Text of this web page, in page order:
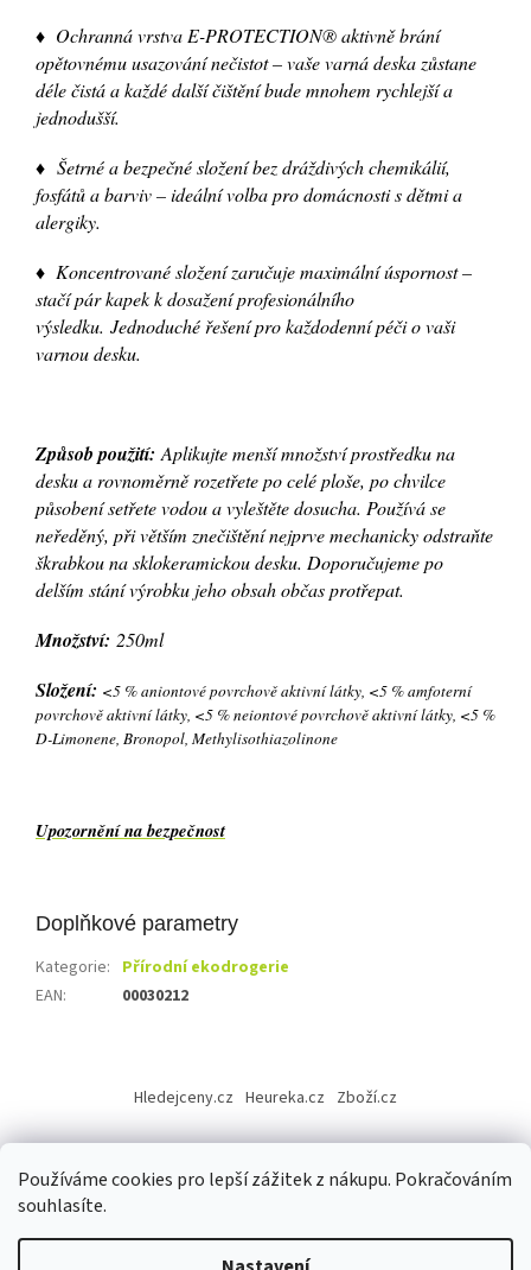
Používáme cookies pro lepší zážitek z nákupu. Pokračováním
souhlasíte.
♦ Ochranná vrstva E-PROTECTION® aktivně brání
opětovnému usazování nečistot – vaše varná deska zůstane
déle čistá a každé další čištění bude mnohem rychlejší a
jednodušší.
♦ Šetrné a bezpečné složení bez dráždivých chemikálií,
fosfátů a barviv – ideální volba pro domácnosti s dětmi a
alergiky.
♦ Koncentrované složení zaručuje maximální úspornost –
stačí pár kapek k dosažení profesionálního
výsledku. Jednoduché řešení pro každodenní péči o vaši
varnou desku.
Způsob použití: Aplikujte menší množství prostředku na
desku a rovnoměrně rozetřete po celé ploše, po chvilce
působení setřete vodou a vyleštěte dosucha. Používá se
neředěný, při větším znečištění nejprve mechanicky odstraňte
škrabkou na sklokeramickou desku. Doporučujeme po
delším stání výrobku jeho obsah občas protřepat.
Množství: 250ml
Složení: <5 % aniontové povrchově aktivní látky, <5 % amfoterní
povrchově aktivní látky, <5 % neiontové povrchově aktivní látky, <5 %
D-Limonene, Bronopol, Methylisothiazolinone
Upozornění na bezpečnost
Doplňkové parametry
Kategorie: Přírodní ekodrogerie
EAN: 00030212
a
Hledejceny.cz Heureka.cz Zboží.cz